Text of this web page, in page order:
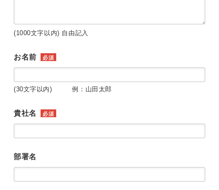
(1000文字以内) 自由記入
お名前 必須
(30文字以内) 例：山田太郎
貴社名 必須
部署名